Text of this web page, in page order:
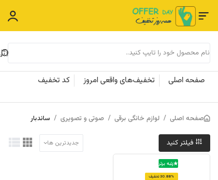
صفحه اصلی تخفیف‌های واقعی امروز کد تخفیف
صفحه اصلی / لوازم خانگی برقی / صوتی و تصویری / ساندبار
جدیدترین ها
رتبه برتر
30.88% تخفیف